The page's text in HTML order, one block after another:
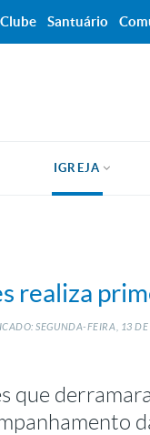
IGREJA
realiza
SEGUNDA-FEIRA, 13 DE
que
Clube Santuário